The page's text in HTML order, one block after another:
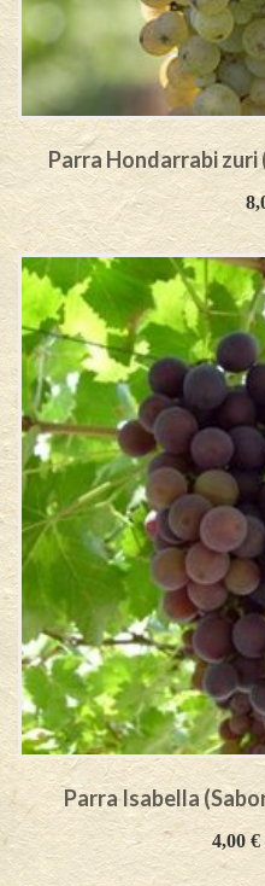
Parra Hondarrabi
Parra Isabella
4,00€